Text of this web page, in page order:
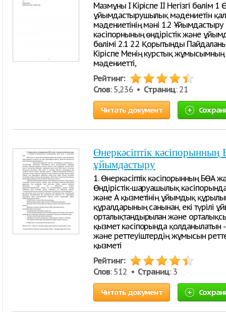
Мазмұны І Кіріспе ІІ Негізгі бөлім 1
ұйымдастырушылық мәдениетін
мәдениетінің мәні 1.2 Ұйымдастыру
кәсіпорнының өндірістік және
бөлімі 2.1 2.2 Қорытынды
Кіріспе Менің курстық
мәдениетті,
Рейтинг:
Слов: 5,236 • Страниц: 21
Читать документ
Өнеркәсіптік
ұйымдастыру
1. Өнеркәсіптік кәсіпорынның БӨА
Өндірістік-шаруашылық
және А қызметінің ұйымдық
құралдарының санынан, екі түрілі
орталықтандырылған және
қызмет кәсіпорында қолданылатын
және реттеуіштердің жұмысын
қызметі
Рейтинг:
Слов: 512 • Страниц: 3
Читать документ